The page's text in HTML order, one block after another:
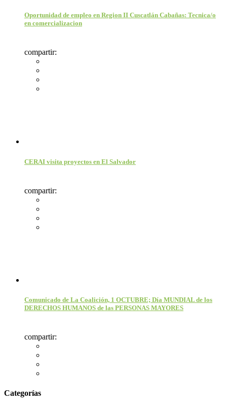
Oportunidad de empleo en Region II Cuscatlán Cabañas: Tecnica/o
en comercializacion
compartir:
CERAI visita proyectos en El Salvador
compartir:
Comunicado de La Coalición, 1 OCTUBRE; Día MUNDIAL de los
DERECHOS HUMANOS de las PERSONAS MAYORES
compartir:
Categorías